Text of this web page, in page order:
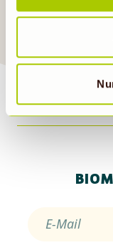
Wenn auf „Nur
statistische
E-Mail